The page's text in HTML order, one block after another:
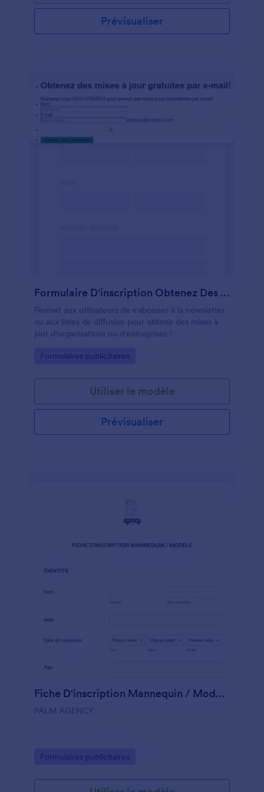
Prévisualiser
Formulaire D'inscription Obtenez Des Mises à Jour Gratuites Par E Mail !
Permet aux utilisateurs de s'abonner à la newsletter
ou aux listes de diffusion pour obtenir des mises à
jour d'organisations ou d'entreprises !
Go to Category:
Formulaires publicitaires
Utiliser le modèle
Prévisualiser
Fiche D'inscription Mannequin / Modele
PALM AGENCY
Go to Category:
Formulaires publicitaires